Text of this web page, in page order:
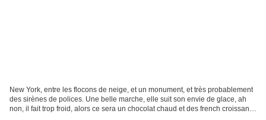
New York, entre les flocons de neige, et un monument, et très probablement
des sirènes de polices. Une belle marche, elle suit son envie de glace, ah
non, il fait trop froid, alors ce sera un chocolat chaud et des french croissants.